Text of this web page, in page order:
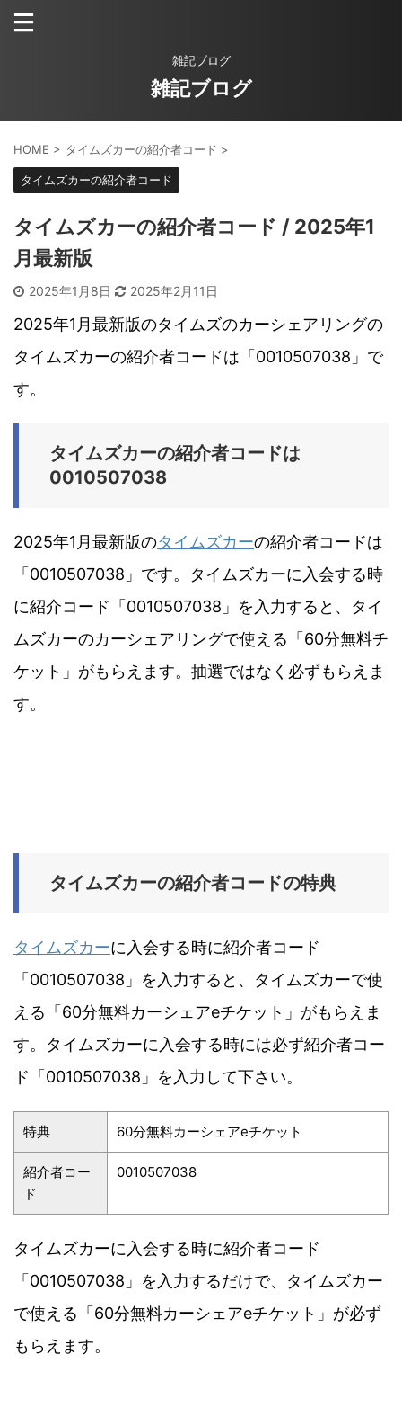
雑記ブログ
雑記ブログ
HOME > タイムズカーの紹介者コード >
タイムズカーの紹介者コード
タイムズカーの紹介者コード / 2025年1
月最新版
2025年1月8日 2025年2月11日
2025年1月最新版のタイムズのカーシェアリングの
タイムズカーの紹介者コードは「0010507038」で
す。
タイムズカーの紹介者コードは
0010507038
2025年1月最新版のタイムズカーの紹介者コードは
「0010507038」です。タイムズカーに入会する時
に紹介コード「0010507038」を入力すると、タイ
ムズカーのカーシェアリングで使える「60分無料チ
ケット」がもらえます。抽選ではなく必ずもらえま
す。
タイムズカーの紹介者コードの特典
タイムズカーに入会する時に紹介者コード
「0010507038」を入力すると、タイムズカーで使
える「60分無料カーシェアeチケット」がもらえま
す。タイムズカーに入会する時には必ず紹介者コー
ド「0010507038」を入力して下さい。
特典 60分無料カーシェアeチケット
紹介者コー
ド
0010507038
タイムズカーに入会する時に紹介者コード
「0010507038」を入力するだけで、タイムズカー
で使える「60分無料カーシェアeチケット」が必ず
もらえます。